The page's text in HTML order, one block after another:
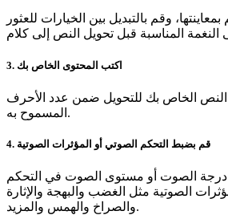
وقم بالتبديل بين الخيارات للعثور
3. اكتب المحتوى الخاص بك
الخاص بك للتحويل ضمن عدد الأحرف
المسموح به.
4. قم بضبط التحكم الصوتي أو المؤثرات الصوتية
درجة الصوت أو مستوى الصوت في التحكم
الصوتية مثل الغضب والبهجة والإثارة
والصراخ والهمس والمزيد.